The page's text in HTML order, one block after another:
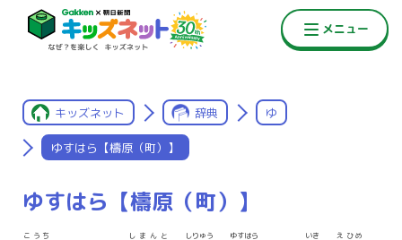
キッズネット 辞典 ゆ
ゆすはら【檮原（町）】
ゆすはら【檮原（町）】
こうち しまんと しりゅう ゆすはら いき えひめ